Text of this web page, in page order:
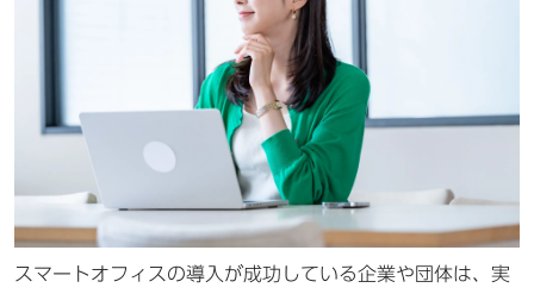
スマートオフィスの導入が成功している企業や団体は、実